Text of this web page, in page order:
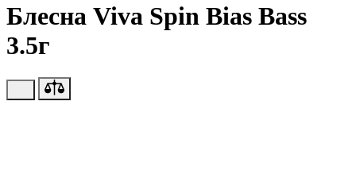
Блесна Viva Spin Bias Bass
3.5г